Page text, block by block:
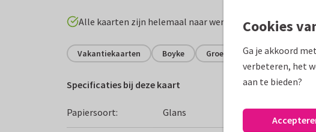
Alle kaarten zijn helemaal naar wens aan te passen
Vakantiekaarten Boyke Groeten uit...
Specificaties bij deze kaart
Papiersoort: Glans
Cookies
Ga je akkoord
verbeteren, het
aan te bieden?